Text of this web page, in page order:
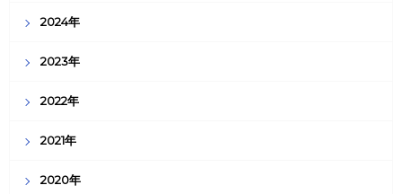
2024年
2023年
2022年
2021年
2020年